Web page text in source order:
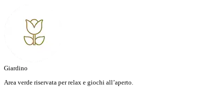
Giardino
Area verde riservata per relax e giochi all’aperto.